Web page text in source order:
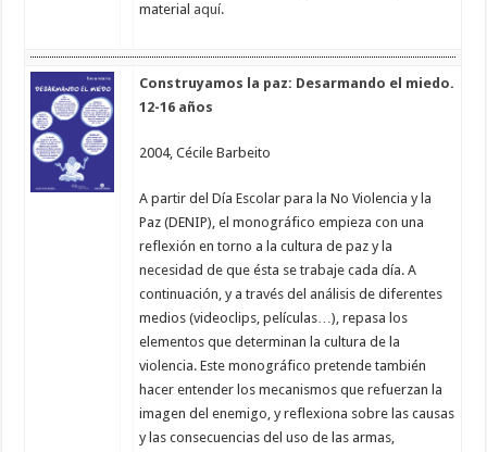
material aquí.
Construyamos la paz: Desarmando el miedo.
12-16 años
2004, Cécile Barbeito
A partir del Día Escolar para la No Violencia y la
Paz (DENIP), el monográfico empieza con una
reflexión en torno a la cultura de paz y la
necesidad de que ésta se trabaje cada día. A
continuación, y a través del análisis de diferentes
medios (videoclips, películas…), repasa los
elementos que determinan la cultura de la
violencia. Este monográfico pretende también
hacer entender los mecanismos que refuerzan la
imagen del enemigo, y reflexiona sobre las causas
y las consecuencias del uso de las armas,